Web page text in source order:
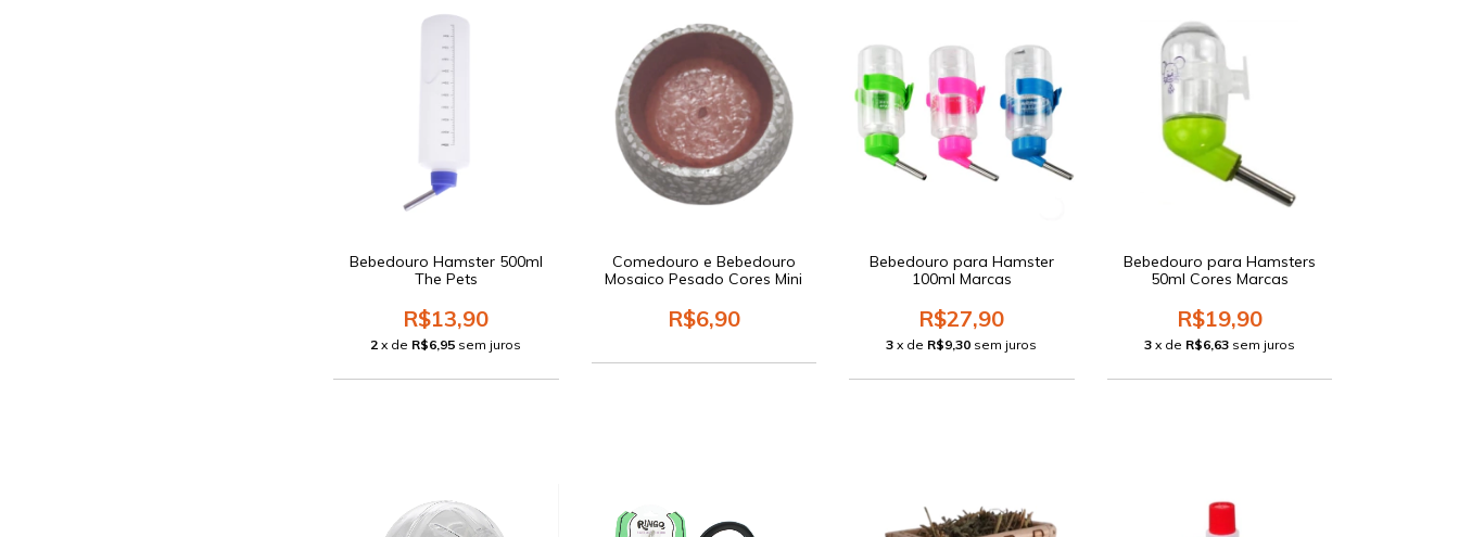
Bebedouro Hamster 500ml
The Pets
R$13,90
2 x de R$6,95 sem juros
Comedouro e Bebedouro
Mosaico Pesado Cores Mini
R$6,90
Bebedouro para Hamster
100ml Marcas
R$27,90
3 x de R$9,30 sem juros
Bebedouro para Hamsters
50ml Cores Marcas
R$19,90
3 x de R$6,63 sem juros